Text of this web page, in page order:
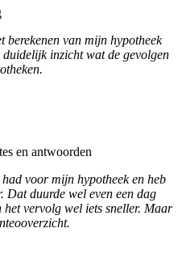
berekenen van mijn hypotheek
inzicht wat de gevolgen
en antwoorden
voor mijn hypotheek en heb
Dat duurde wel even een dag
vervolg wel iets sneller. Maar